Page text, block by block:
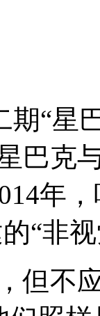
期“星
巴克
年
“非
但不